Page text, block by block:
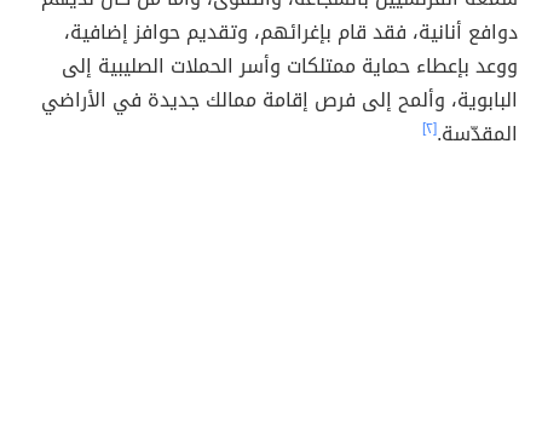
دوافع أنانية، فقد قام بإغرائهم، وتقديم حوافز إضافية،
ووعد بإعطاء حماية ممتلكات وأسر الحملات الصليبية إلى
البابوية، وألمح إلى فرص إقامة ممالك جديدة في الأراضي
المقدّسة.[٢]